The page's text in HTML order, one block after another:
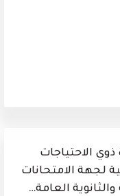
ذوي الاحتياجات
لجهة الامتحانات
العامة…